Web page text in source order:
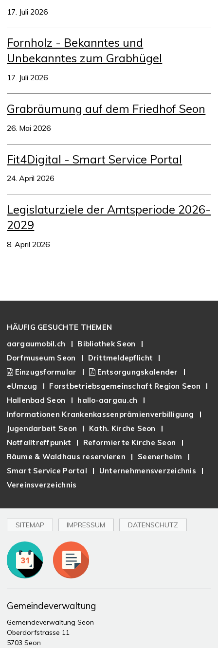
17. Juli 2026
Fornholz - Bekanntes und
Unbekanntes zum Grabhügel
17. Juli 2026
Grabräumung auf dem Friedhof Seon
26. Mai 2026
Fit4Digital - Smart Service Portal
24. April 2026
Legislaturziele der Amtsperiode 2026-
2029
8. April 2026
HÄUFIG GESUCHTE THEMEN
aargaumobil.ch
Bibliothek Seon
Dorfmuseum Seon
Drittmeldepflicht
Einzugsformular
Entsorgungskalender
eUmzug
Forstbetriebsgemeinschaft Region Seon
Hallenbad Seon
hallo-aargau.ch
Informationen Krankenkassenprämienverbilligung
Jugendarbeit Seon
Kath. Kirche Seon
Notfalltreffpunkt
Reformierte Kirche Seon
Räume & Waldhaus reservieren
Seenerhelm
Smart Service Portal
Unternehmensverzeichnis
Vereinsverzeichnis
SITEMAP IMPRESSUM DATENSCHUTZ
Toplinks
Gemeindeverwaltung
Gemeindeverwaltung Seon
Oberdorfstrasse 11
5703 Seon